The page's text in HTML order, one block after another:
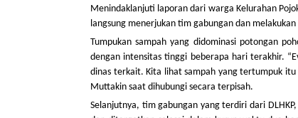
Menindaklanjuti laporan dari warga Kelurahan
langsung menerjukan tim gabungan dan
Tumpukan sampah yang didominasi potongan
dengan intensitas tinggi beberapa hari terakhir.
dinas terkait. Kita lihat sampah yang tertumpuk itu
Muttakin saat dihubungi secara terpisah.
Selanjutnya, tim gabungan yang terdiri dari